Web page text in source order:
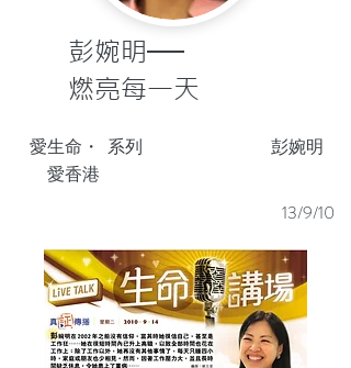
彭婉明──
燃亮每一天
彭婉明
愛生命・
愛香港
系列
13/9/10